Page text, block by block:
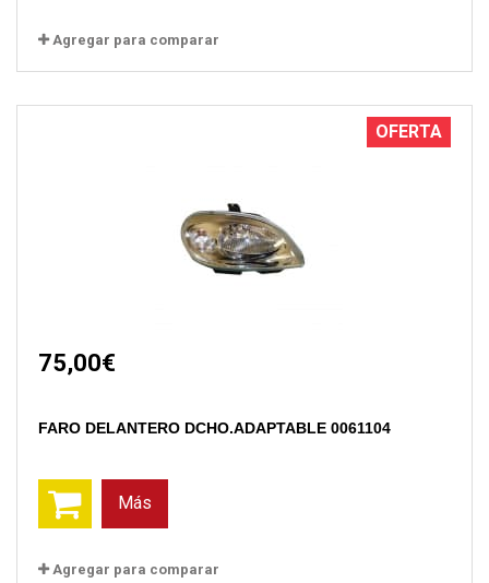
Agregar para comparar
OFERTA
75,00€
FARO DELANTERO DCHO.ADAPTABLE 0061104
Más
Agregar para comparar